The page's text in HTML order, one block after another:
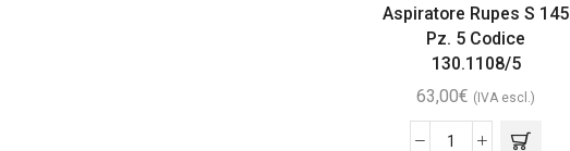
Aspiratore Rupes S 145
Pz. 5 Codice
130.1108/5
63,00€ (IVA escl.)